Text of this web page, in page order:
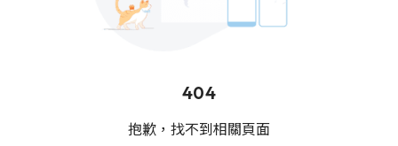
404
抱歉，找不到相關頁面